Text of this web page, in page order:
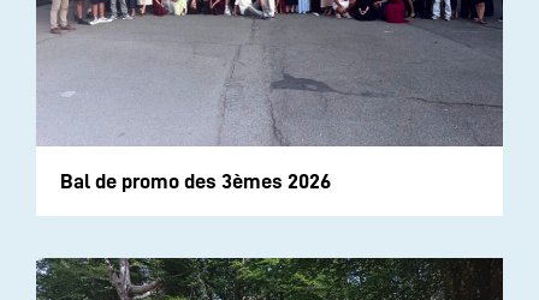
Bal de promo des 3èmes 2026